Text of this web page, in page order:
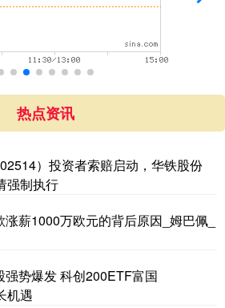
热点资讯
）投资者索赔启动，华铁股份
强制执行
薪1000万欧元的背后原因_姆巴佩_
势爆发 科创200ETF富国
机遇